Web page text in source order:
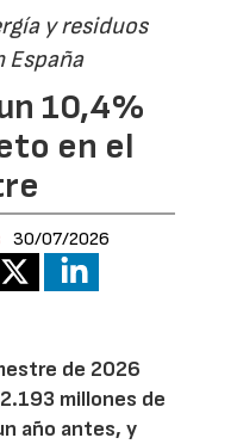
y residuos
España
10,4%
en el
30/07/2026
de 2026
millones de
año antes, y